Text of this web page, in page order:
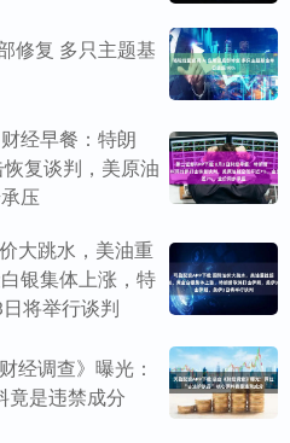
修复 多只主题基
经早餐：特朗
复谈判，美原油
压
大跳水，美油重
银集体上涨，特
将举行谈判
经调查》曝光：
竟是违禁成分